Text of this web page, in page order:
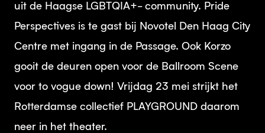
uit de Haagse LGBTQIA+- community. Pride
Perspectives is te gast bij Novotel Den Haag City
Centre met ingang in de Passage. Ook Korzo
gooit de deuren open voor de Ballroom Scene
voor to vogue down! Vrijdag 23 mei strijkt het
Rotterdamse collectief PLAYGROUND daarom
neer in het theater.